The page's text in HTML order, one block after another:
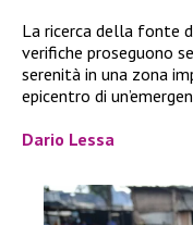
La ricerca della fonte
verifiche proseguono
serenità in una zona
epicentro di
Dario Lessa